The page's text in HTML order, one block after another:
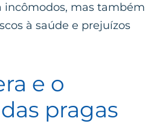
incômodos, mas também
à saúde e prejuízos
e o
pragas